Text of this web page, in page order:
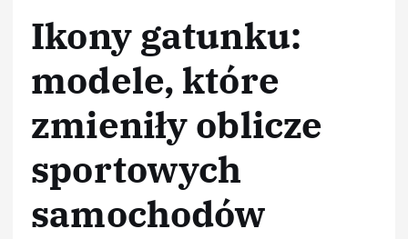
Ikony gatunku:
modele, które
zmieniły oblicze
sportowych
samochodów